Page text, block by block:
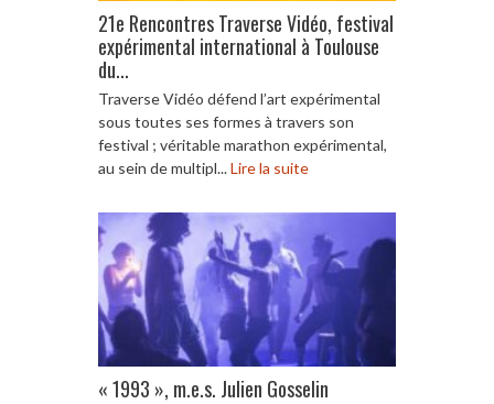
21e Rencontres Traverse Vidéo, festival
expérimental international à Toulouse
du...
Traverse Vidéo défend l’art expérimental
sous toutes ses formes à travers son
festival ; véritable marathon expérimental,
au sein de multipl...Lire la suite
« 1993 », m.e.s. Julien Gosselin